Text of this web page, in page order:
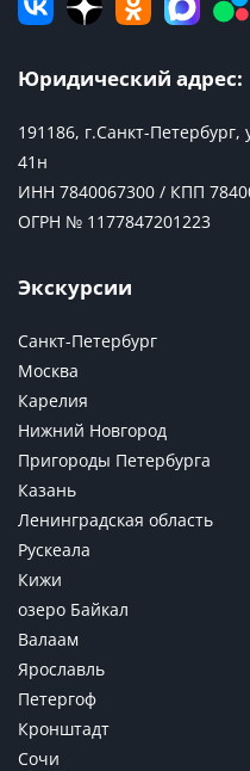
Юридический адрес:
191186, г.Санкт-
41н
ИНН 7840067300 / КПП
ОГРН № 1177847201223
Экскурсии
Санкт-Петербург
Москва
Карелия
Нижний Новгород
Пригороды Петербурга
Казань
Ленинградская область
Рускеала
Кижи
озеро Байкал
Валаам
Ярославль
Петергоф
Кронштадт
Сочи